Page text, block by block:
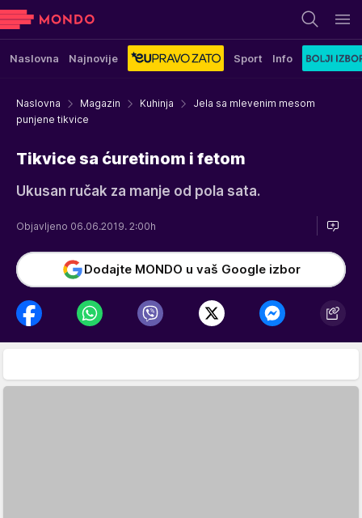
Naslovna Najnovije Sport Info
Naslovna Magazin Kuhinja
Jela sa mlevenim mesom
punjene tikvice
Tikvice sa ćuretinom i fetom
Ukusan ručak za manje od pola sata.
Objavljeno 06.06.2019. 2:00h
Dodajte MONDO u vaš Google izbor